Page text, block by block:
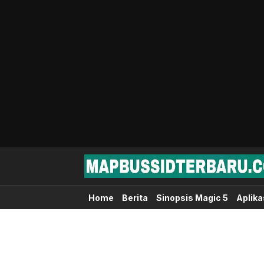
Map Bussid Terbaru
MapBussidTerbaru.com | Pusat
Home Berita Sinopsis Magic 5